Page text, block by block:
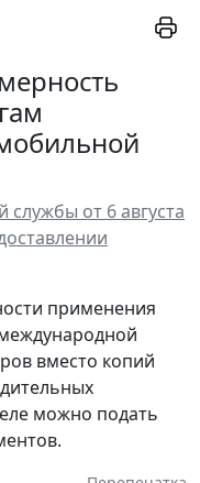
от 6 августа
применения
вместо копий
можно подать